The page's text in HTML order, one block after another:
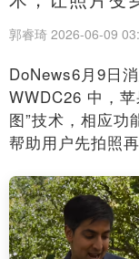
郭睿琦 2026-06-09
DoNews6月9日
WWDC26 中，
图”技术，相应
帮助用户先拍照再